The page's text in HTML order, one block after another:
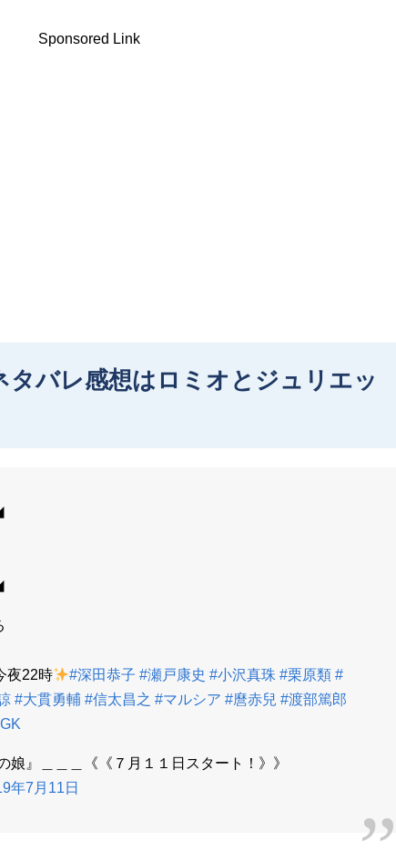
Sponsored Link
タバレ感想はロミオとジュリエッ
夜22時 #深田恭子 #瀬戸康史 #小沢真珠 #栗原類 #
#大貫勇輔 #信太昌之 #マルシア #麿赤兒 #渡部篤郎
』＿＿＿《《７月１１日スタート！》》
年7月11日